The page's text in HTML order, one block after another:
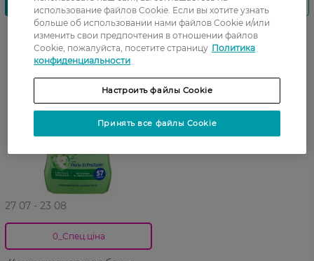
Новинка
27 07 - 23 08
0_Спец.ціна
использование файлов Cookie. Если вы хотите узнать
больше об использовании нами файлов Cookie и/или
изменить свои предпочтения в отношении файлов
Cookie, пожалуйста, посетите страницу Политика
конфиденциальности
Настроить файлы Cookie
Принять все файлы Cookie